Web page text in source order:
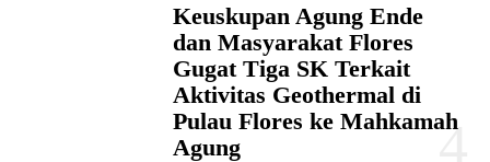
Keuskupan Agung Ende
dan Masyarakat Flores
Gugat Tiga SK Terkait
Aktivitas Geothermal di
Pulau Flores ke Mahkamah
Agung